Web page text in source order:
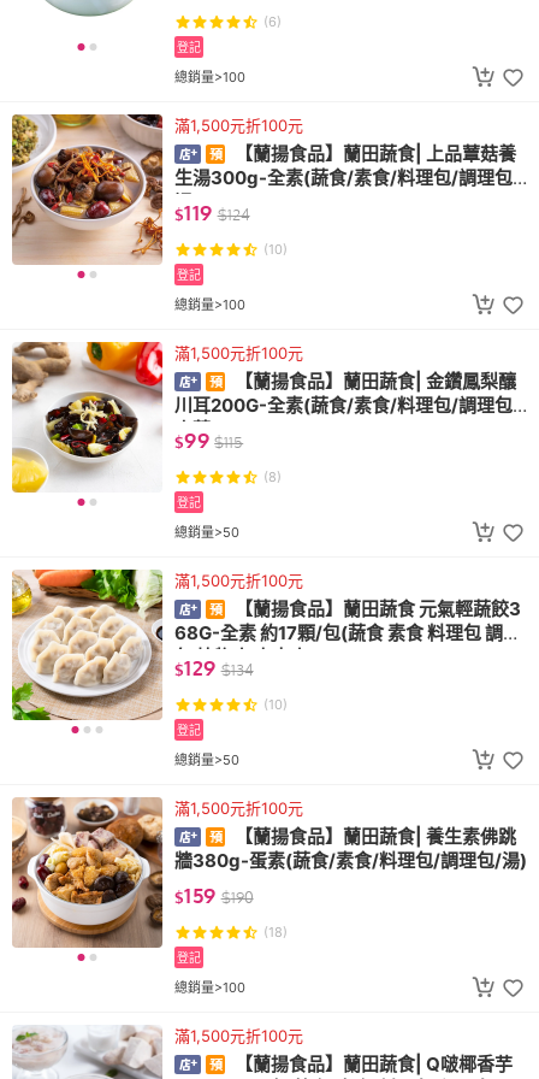
(6)
總銷量>100
登記
滿1,500元折100元
【蘭揚食品】蘭田蔬食| 上品蕈菇養
生湯300g-全素(蔬食/素食/料理包/調理包/
湯)
$119 $124
(10)
總銷量>100
登記
滿1,500元折100元
【蘭揚食品】蘭田蔬食| 金鑽鳳梨釀
川耳200G-全素(蔬食/素食/料理包/調理包/
小菜)
$99 $115
(8)
總銷量>50
登記
滿1,500元折100元
【蘭揚食品】蘭田蔬食 元氣輕蔬餃3
68G-全素 約17顆/包(蔬食 素食 料理包 調理
包 植物肉 未來肉)
$129 $134
(10)
總銷量>50
登記
滿1,500元折100元
【蘭揚食品】蘭田蔬食| 養生素佛跳
牆380g-蛋素(蔬食/素食/料理包/調理包/湯)
$159 $190
(18)
總銷量>100
登記
滿1,500元折100元
【蘭揚食品】蘭田蔬食| Q啵椰香芋